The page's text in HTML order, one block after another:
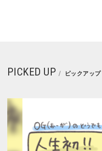
PICKED UP ピックアップ